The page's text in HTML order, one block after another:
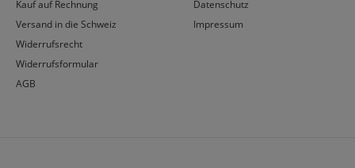
Kauf auf Rechnung
Versand in die Schweiz
Widerrufsrecht
Widerrufsformular
AGB
Datenschutz
Impressum